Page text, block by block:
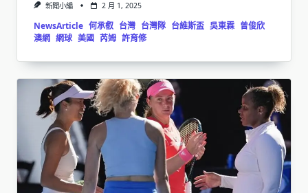
新聞小編 2 月 1, 2025
NewsArticle 何承叡 台灣 台灣隊 台維斯盃 吳東霖 曾俊欣
澳網 網球 美國 芮姆 許育修